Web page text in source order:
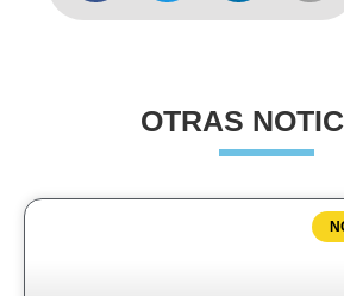
OTRAS